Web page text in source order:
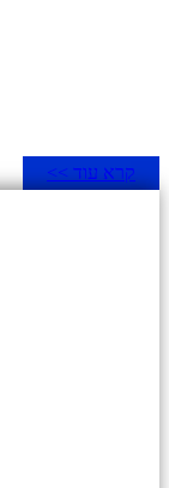
קרא עוד >>